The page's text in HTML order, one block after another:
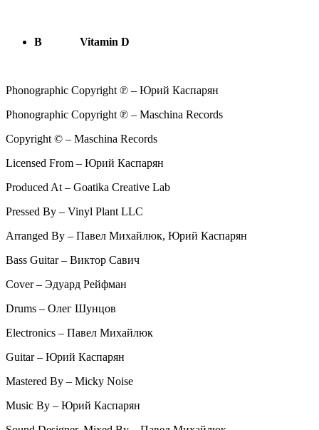
B Vitamin D
Phonographic Copyright ℗ – Юрий Каспарян
Phonographic Copyright ℗ – Maschina Records
Copyright © – Maschina Records
Licensed From – Юрий Каспарян
Produced At – Goatika Creative Lab
Pressed By – Vinyl Plant LLC
Arranged By – Павел Михайлюк, Юрий Каспарян
Bass Guitar – Виктор Савич
Cover – Эдуард Рейфман
Drums – Олег Шунцов
Electronics – Павел Михайлюк
Guitar – Юрий Каспарян
Mastered By – Micky Noise
Music By – Юрий Каспарян